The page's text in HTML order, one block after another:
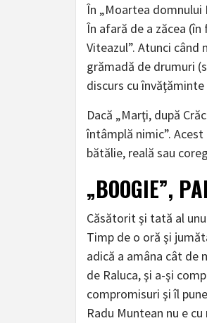
În „Moartea domnului
În afară de a zăcea
Viteazul”. Atunci
grămadă de drumuri
discurs cu
Dacă „Marţi, după
întâmplă nimic”.
bătălie, reală sau
„BOOGIE”,
Căsătorit şi tată al
Timp de o oră şi
adică a amâna cât de
de Raluca, şi a-şi
compromisuri şi îl
Radu Muntean nu e